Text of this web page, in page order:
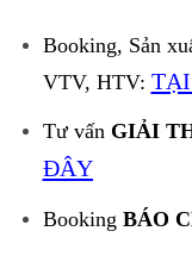
Booking, Sản
VTV, HTV:
Tư vấn GIẢI
ĐÂY
Booking BÁO